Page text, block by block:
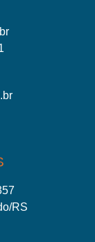
RS